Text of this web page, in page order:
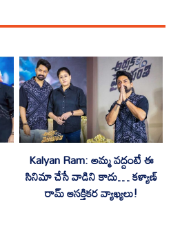
Kalyan Ram: అమ్మ వద్దంటే ఈ
సినిమా చేసే వాడిని కాదు… కళ్యాణ్
రామ్ ఆసక్తికర వ్యాఖ్యలు!